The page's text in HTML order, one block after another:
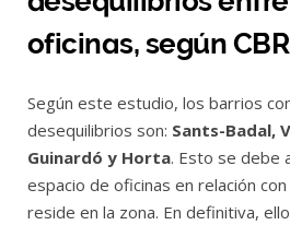
oficinas, según
Según este estudio, los barrios
desequilibrios son: Sants-Badal,
Guinardó y Horta. Esto se debe
espacio de oficinas en relación
reside en la zona. En definitiva,